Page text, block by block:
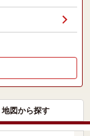
地図から探す